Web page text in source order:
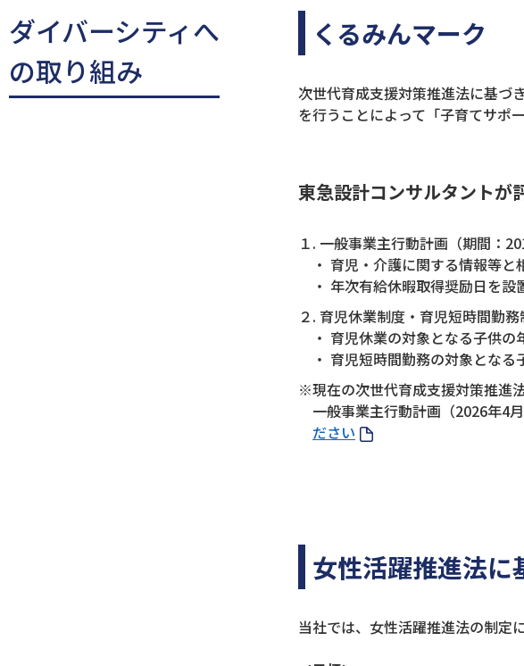
ダイバーシティへ
の取り組み
くるみんマーク
次世代育成支援対策推進法に基づ
を行うことによって「子育てサポ
東急設計コンサルタントが
１. 一般事業主行動計画（期間：
・ 育児・介護に関する情報等
・ 年次有給休暇取得奨励日を設
２. 育児休業制度・育児短時間勤
・ 育児休業の対象となる子供
・ 育児短時間勤務の対象とな
※現在の次世代育成支援対策推進
一般事業主行動計画（2026年4
ださい
女性活躍推進法に
当社では、女性活躍推進法の制定